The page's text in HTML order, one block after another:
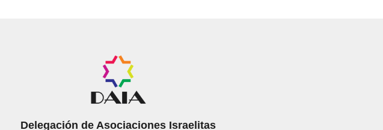
Delegación de Asociaciones Israelitas